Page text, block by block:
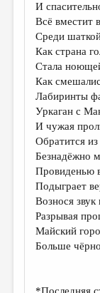
ПЕРЕВОДЫ
КОНКУРСЫ
ДЕТСКАЯ
КНИЖНАЯ
ОБЗОР
СТРАНИЦЫ
ОБЪЯВЛЕНИЯ
КОЛОНКА РЕДАКТОРА
РЕДКОЛЛЕГИЯ
ОТ РЕДАКЦИИ
И
Всё вместит
Среди
Как страна
Стала
Как
Лабиринты
Уркаган с
И чужая
Обратится из
Безнадёжно
Провиденью
Подыграет
Вознося
Разрывая
Майский
Больше